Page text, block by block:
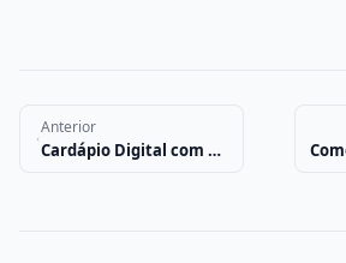
Anterior
Cardápio Digital com Gestão de Motoboys: organize as entregas do seu delivery